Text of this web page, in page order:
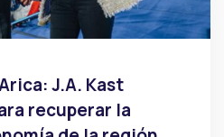
J.A. Kast
recuperar la